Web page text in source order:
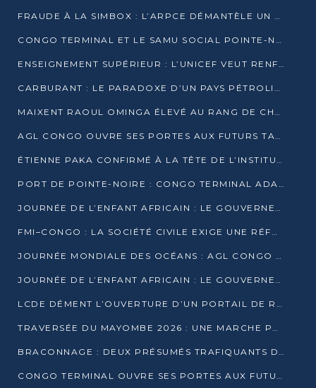
FRAUDE À LA SIMBOX : L’ARPCE DÉMANTÈLE UN RÉSEAU UTILISANT DES CARTES SIM OUGANDAISES
CONGO TERMINAL ET LE SAMU SOCIAL POINTE-NOIRE RENOUVELLENT LEUR PARTENARIAT EN FAVEUR DES JEUNES VULNÉRABLES
ENSEIGNEMENT SUPÉRIEUR : L’UNICEF VEUT RENFORCER LA RECHERCHE SUR LES QUESTIONS DE L’ENFANCE
CARBURANT : LE PARADOXE D’UN PAYS PÉTROLIER CONFRONTÉ À DES PÉNURIES RÉCURRENTES
MAIXENT RAOUL OMINGA ÉLEVÉ AU RANG DE CHEVALIER DE L’ORDRE DE L’AMITIÉ ENTRE LA RUSSIE ET LE CONGO
AGL CONGO OUVRE SES PORTES AUX FUTURS TALENTS DE LA LOGISTIQUE
ÉTIENNE PAKA CONFIRMÉ À LA TÊTE DE L’INSTITUT GÉOGRAPHIQUE NATIONAL
PORT DE POINTE-NOIRE : CONGO TERMINAL ADAPTE SON DRAGAGE AUX SABLES BITUMINEUX
JOURNÉE DE L’ENFANT AFRICAIN : LE GOUVERNEMENT RÉAFFIRME SON ENGAGEMENT POUR L’ACCÈS À L’EAU ET À L’ASSAINISSEMENT
FMI–CONGO : LA SOCIÉTÉ CIVILE EXIGE UNE RÉFORME DE LA FISCALITÉ PÉTROLIÈRE
JOURNÉE MONDIALE DES OCÉANS : AGL CONGO MOBILISE SES COLLABORATEURS POUR LA PRÉSERVATION DE LA BIODIVERSITÉ MARINE
JOURNÉE DE L’ENFANT AFRICAIN : LE GOUVERNEMENT MOBILISÉ POUR L’HYGIÈNE DANS LES ORPHELINATS
LCDE DÉMENT L’OUVERTURE D’UN PORTAIL DE RECRUTEMENT ET APPELLE À LA VIGILANCE
TRAVERSÉE DU MAYOMBE 2026 : UNE MARCHE POUR SENSIBILISER ET DÉPISTER AU DIABÈTE
BRACONNAGE : DEUX PRÉSUMÉS TRAFIQUANTS D’HIPPOPOTAME ÉCROUÉS À BRAZZAVILLE
CONGO TERMINAL OUVRE SES PORTES AUX FUTURS INGÉNIEURS DE L’UCAC-ICAM